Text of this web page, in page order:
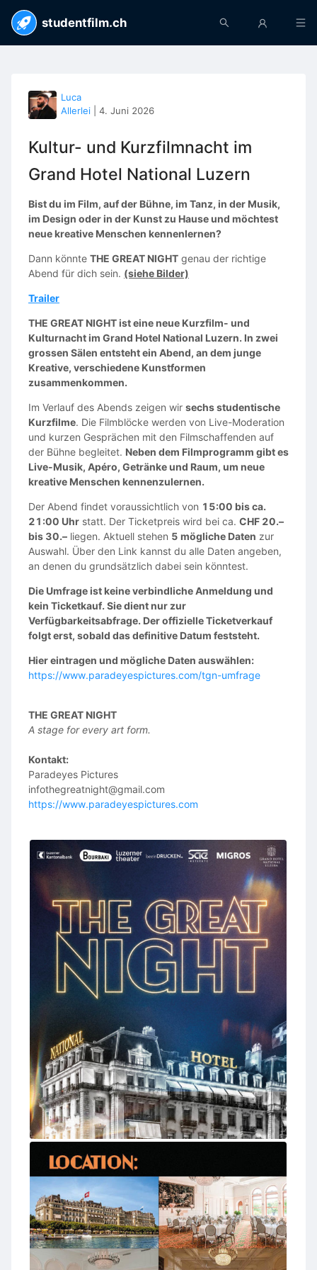
studentfilm.ch
Luca
Allerlei
4. Juni 2026
Kultur- und Kurzfilmnacht im
Grand Hotel National Luzern
Bist du im Film, auf der Bühne, im Tanz, in der Musik,
im Design oder in der Kunst zu Hause und möchtest
neue kreative Menschen kennenlernen?
Dann könnte THE GREAT NIGHT genau der richtige
Abend für dich sein. (siehe Bilder)
Trailer
THE GREAT NIGHT ist eine neue Kurzfilm- und
Kulturnacht im Grand Hotel National Luzern. In zwei
grossen Sälen entsteht ein Abend, an dem junge
Kreative, verschiedene Kunstformen
zusammenkommen.
Im Verlauf des Abends zeigen wir sechs studentische
Kurzfilme. Die Filmblöcke werden von Live-Moderation
und kurzen Gesprächen mit den Filmschaffenden auf
der Bühne begleitet. Neben dem Filmprogramm gibt es
Live-Musik, Apéro, Getränke und Raum, um neue
kreative Menschen kennenzulernen.
Der Abend findet voraussichtlich von 15:00 bis ca.
21:00 Uhr statt. Der Ticketpreis wird bei ca. CHF 20.–
bis 30.– liegen. Aktuell stehen 5 mögliche Daten zur
Auswahl. Über den Link kannst du alle Daten angeben,
an denen du grundsätzlich dabei sein könntest.
Die Umfrage ist keine verbindliche Anmeldung und
kein Ticketkauf. Sie dient nur zur
Verfügbarkeitsabfrage. Der offizielle Ticketverkauf
folgt erst, sobald das definitive Datum feststeht.
Hier eintragen und mögliche Daten auswählen:
https://www.paradeyespictures.com/tgn-umfrage
THE GREAT NIGHT
A stage for every art form.
Kontakt:
Paradeyes Pictures
infothegreatnight@gmail.com
https://www.paradeyespictures.com